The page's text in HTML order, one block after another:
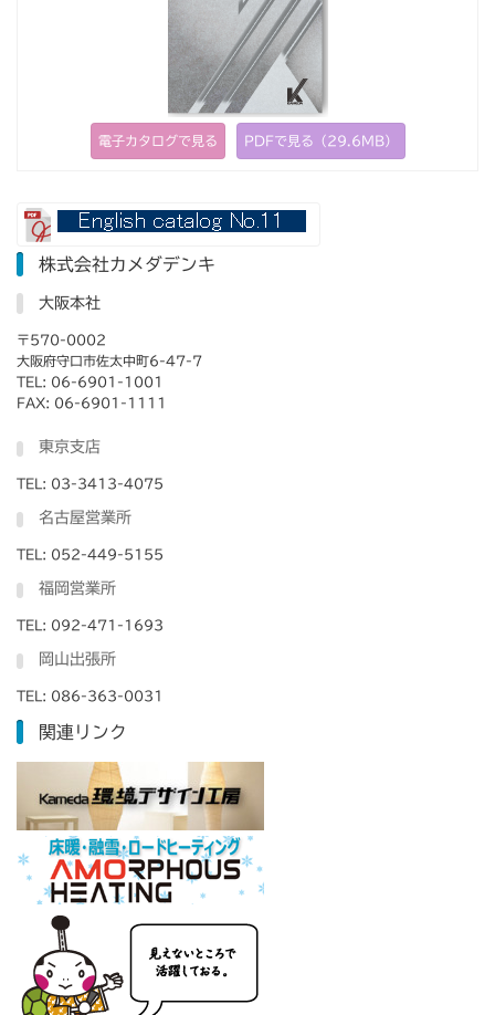
電子カタログで見る PDFで見る（29.6MB）
株式会社カメダデンキ
大阪本社
〒570-0002
大阪府守口市佐太中町6-47-7
TEL: 06-6901-1001
FAX: 06-6901-1111
東京支店
TEL: 03-3413-4075
名古屋営業所
TEL: 052-449-5155
福岡営業所
TEL: 092-471-1693
岡山出張所
TEL: 086-363-0031
関連リンク